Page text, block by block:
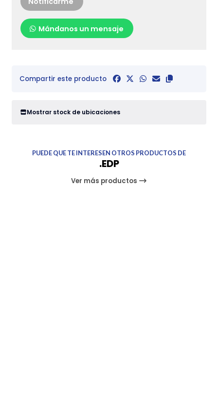
Mándanos un mensaje
Compartir este producto
Mostrar stock de ubicaciones
PUEDE QUE TE INTERESEN OTROS PRODUCTOS DE
.EDP
Ver más productos